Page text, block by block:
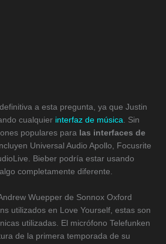
a esta pregunta, ya que Justin
cualquier interfaz de música. Sin
populares para las interfaces de
Universal Audio Apollo, Focusrite
Bieber podría estar usando
completamente diferente.
Wuepper de Sonnox Oxford
utilizados en Love Yourself, estas son
utilizadas. El micrófono Telefunken
de la primera temporada de su